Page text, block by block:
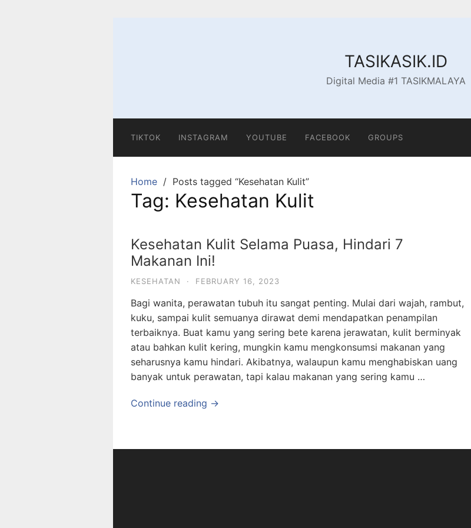
TASIKASIK.ID
Digital Media #1 TASIKMALAYA
TIKTOK INSTAGRAM YOUTUBE FACEBOOK GROUPS
Home Posts tagged “Kesehatan Kulit”
Tag: Kesehatan Kulit
Kesehatan Kulit Selama Puasa, Hindari 7
Makanan Ini!
KESEHATAN · FEBRUARY 16, 2023
Bagi wanita, perawatan tubuh itu sangat penting. Mulai dari wajah, rambut,
kuku, sampai kulit semuanya dirawat demi mendapatkan penampilan
terbaiknya. Buat kamu yang sering bete karena jerawatan, kulit berminyak
atau bahkan kulit kering, mungkin kamu mengkonsumsi makanan yang
seharusnya kamu hindari. Akibatnya, walaupun kamu menghabiskan uang
banyak untuk perawatan, tapi kalau makanan yang sering kamu …
Continue reading →